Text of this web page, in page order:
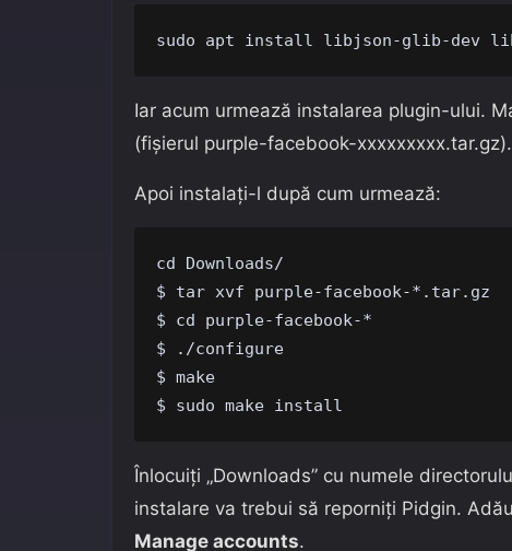
sudo apt install libjson-glib-dev
Iar acum urmează instalarea plugin-ului.
(fișierul purple-facebook-xxxxxxxxx.tar.gz).
Apoi instalați-l după cum urmează:
cd Downloads/
$ tar xvf purple-facebook-*.tar.gz
$ cd purple-facebook-*
$ ./configure
$ make
Înlocuiți „Downloads” cu numele
instalare va trebui să reporniți Pidgin.
Manage accounts.